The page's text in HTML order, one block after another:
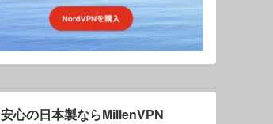
安心の日本製ならMillenVPN